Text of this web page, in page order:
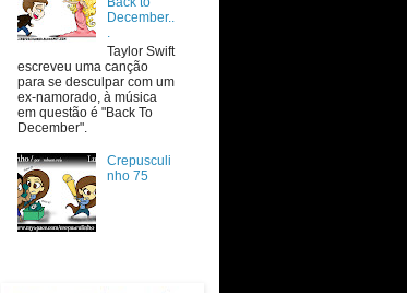
December..
.
Taylor Swift
escreveu uma canção
para se desculpar com um
ex-namorado, à música
em questão é "Back To
December".
Crepusculi
nho 75